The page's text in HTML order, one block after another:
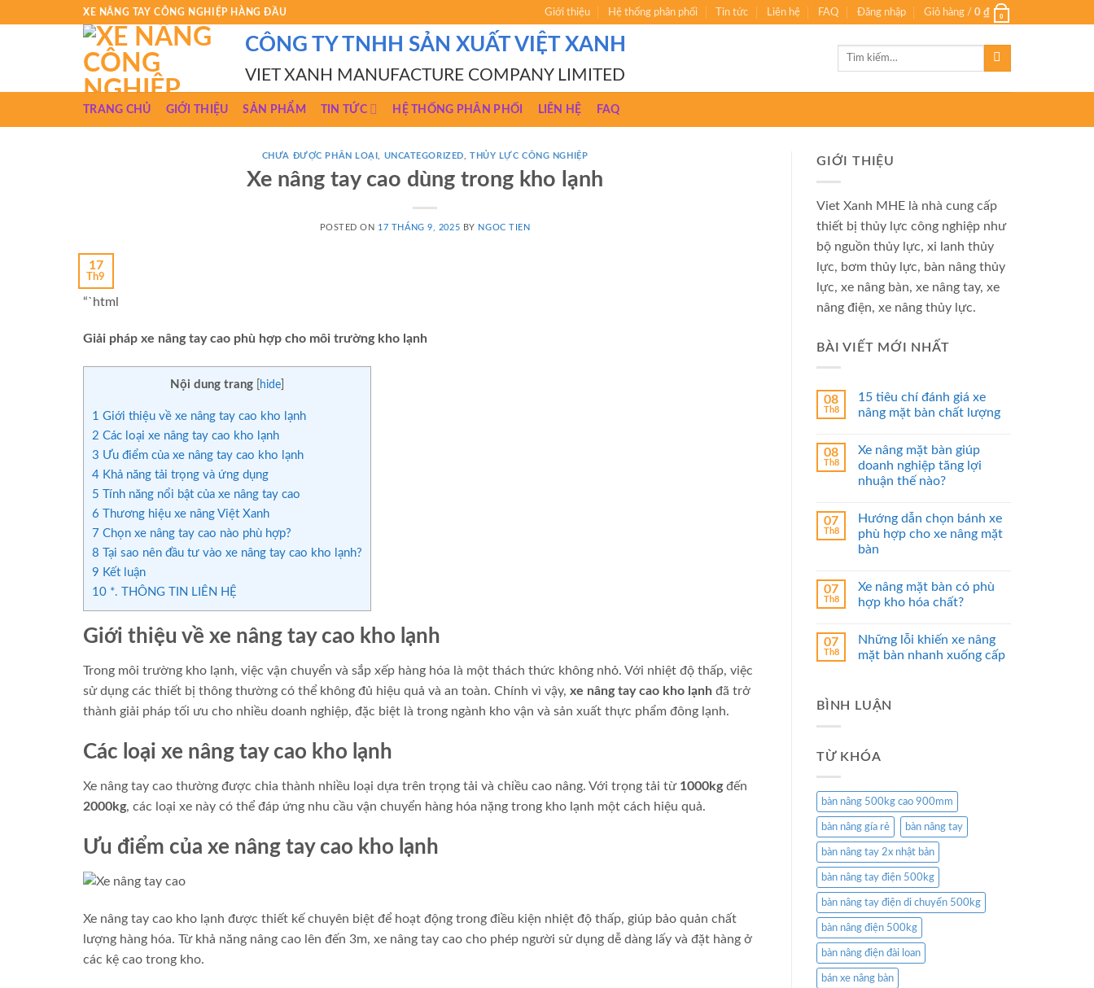
XE NÂNG TAY CÔNG NGHIỆP HÀNG ĐẦU Giới thiệu Hệ thống phân phối Tin tức Liên hệ FAQ Đăng nhập Giỏ hàng / 0 ₫ 0
CÔNG TY TNHH SẢN XUẤT VIỆT XANH
VIET XANH MANUFACTURE COMPANY LIMITED
Tìm
TRANG CHỦ GIỚI THIỆU SẢN PHẨM TIN TỨC HỆ THỐNG PHÂN PHỐI LIÊN HỆ FAQ
CHƯA ĐƯỢC PHÂN LOẠI UNCATEGORIZED THỦY LỰC CÔNG NGHIỆP
Xe nâng tay cao dùng trong kho lạnh
POSTED ON 17 THÁNG 9, 2025 BY NGOC TIEN
17
Th9
“`html
Giải pháp xe nâng tay cao phù hợp cho môi trường kho lạnh
Nội dung trang hide
1 Giới thiệu về xe nâng tay cao kho lạnh
2 Các loại xe nâng tay cao kho lạnh
3 Ưu điểm của xe nâng tay cao kho lạnh
4 Khả năng tải trọng và ứng dụng
5 Tính năng nổi bật của xe nâng tay cao
6 Thương hiệu xe nâng Việt Xanh
7 Chọn xe nâng tay cao nào phù hợp?
8 Tại sao nên đầu tư vào xe nâng tay cao kho lạnh?
9 Kết luận
10 *. THÔNG TIN LIÊN HỆ
Giới thiệu về xe nâng tay cao kho lạnh
Trong môi trường kho lạnh, việc vận chuyển và sắp xếp hàng hóa là một thách thức không nhỏ. Với nhiệt độ thấp, việc
sử dụng các thiết bị thông thường có thể không đủ hiệu quả và an toàn. Chính vì vậy, xe nâng tay cao kho lạnh đã trở
thành giải pháp tối ưu cho nhiều doanh nghiệp, đặc biệt là trong ngành kho vận và sản xuất thực phẩm đông lạnh.
Các loại xe nâng tay cao kho lạnh
Xe nâng tay cao thường được chia thành nhiều loại dựa trên trọng tải và chiều cao nâng. Với trọng tải từ 1000kgđến
2000kg, các loại xe này có thể đáp ứng nhu cầu vận chuyển hàng hóa nặng trong kho lạnh một cách hiệu quả.
Ưu điểm của xe nâng tay cao kho lạnh
Xe nâng tay cao kho lạnh được thiết kế chuyên biệt để hoạt động trong điều kiện nhiệt độ thấp, giúp bảo quản chất
lượng hàng hóa. Từ khả năng nâng cao lên đến 3m, xe nâng tay cao cho phép người sử dụng dễ dàng lấy và đặt hàng ở
các kệ cao trong kho.
GIỚI THIỆU
Viet Xanh MHE là nhà cung cấp
thiết bị thủy lực công nghiệp như
bộ nguồn thủy lực, xi lanh thủy
lực, bơm thủy lực, bàn nâng thủy
lực, xe nâng bàn, xe nâng tay, xe
nâng điện, xe nâng thủy lực.
BÀI VIẾT MỚI NHẤT
08
Th8
15 tiêu chí đánh giá xe
nâng mặt bàn chất lượng
08
Th8
Xe nâng mặt bàn giúp
doanh nghiệp tăng lợi
nhuận thế nào?
07
Th8
Hướng dẫn chọn bánh xe
phù hợp cho xe nâng mặt
bàn
07
Th8
Xe nâng mặt bàn có phù
hợp kho hóa chất?
07
Th8
Những lỗi khiến xe nâng
mặt bàn nhanh xuống cấp
BÌNH LUẬN
TỪ KHÓA
bàn nâng 500kg cao 900mm
bàn nâng gía rẻ bàn nâng tay
bàn nâng tay 2x nhật bản
bàn nâng tay điện 500kg
bàn nâng tay điện di chuyển 500kg
bàn nâng điện 500kg
bàn nâng điện đài loan
bán xe nâng bàn